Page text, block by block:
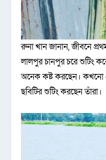
রুনা খান জানান, জীবনে
লালপুর চানপুর চরে শুটিং
অনেক কষ্ট করছেন। কখনো
ছবিটির শুটিং করছেন তাঁরা।